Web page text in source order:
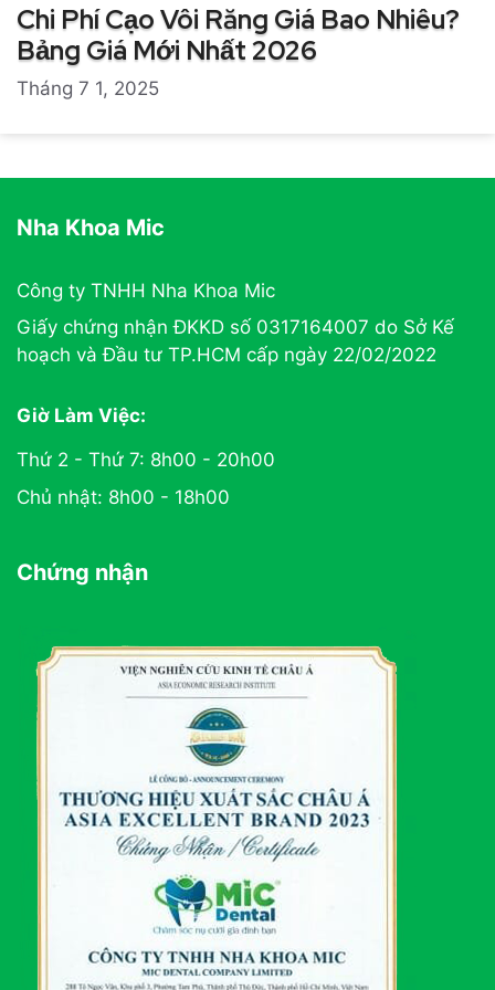
Chi Phí Cạo Vôi Răng Giá Bao Nhiêu?
Bảng Giá Mới Nhất 2026
Tháng 7 1, 2025
Nha Khoa Mic
Công ty TNHH Nha Khoa Mic
Giấy chứng nhận ĐKKD số 0317164007 do Sở Kế
hoạch và Đầu tư TP.HCM cấp ngày 22/02/2022
Giờ Làm Việc:
Thứ 2 - Thứ 7: 8h00 - 20h00
Chủ nhật: 8h00 - 18h00
Chứng nhận